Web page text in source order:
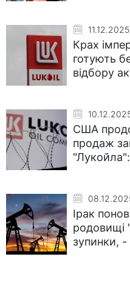
Крах
готують
відбору
США
продаж
"Лукойла":
Ірак
родовищі
зупинки,